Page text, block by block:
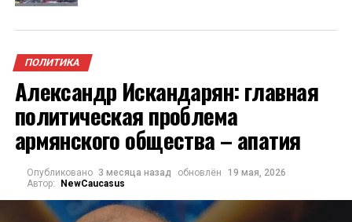
ПОЛИТИКА
Александр Искандарян: главная
политическая проблема
армянского общества – апатия
Опубликовано 3 месяца назад обновлён
19 мая, 2026
Автор:
NewCaucasus